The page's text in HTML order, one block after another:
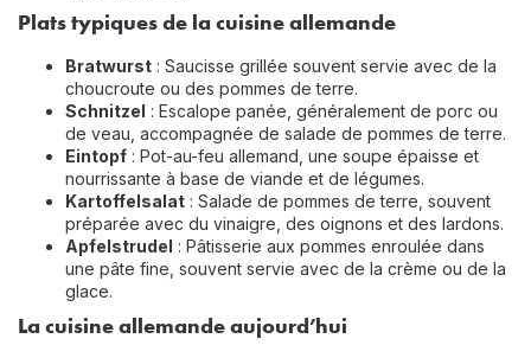
Plats typiques de la cuisine allemande
Bratwurst : Saucisse grillée souvent servie avec de la
choucroute ou des pommes de terre.
Schnitzel : Escalope panée, généralement de porc ou
de veau, accompagnée de salade de pommes de terre.
Eintopf : Pot-au-feu allemand, une soupe épaisse et
nourrissante à base de viande et de légumes.
Kartoffelsalat : Salade de pommes de terre, souvent
préparée avec du vinaigre, des oignons et des lardons.
Apfelstrudel : Pâtisserie aux pommes enroulée dans
une pâte fine, souvent servie avec de la crème ou de la
glace.
La cuisine allemande aujourd’hui